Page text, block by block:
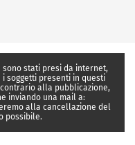
sono stati presi da internet,
soggetti presenti in questi
alla pubblicazione,
inviando una mail a:
alla cancellazione del
possibile.